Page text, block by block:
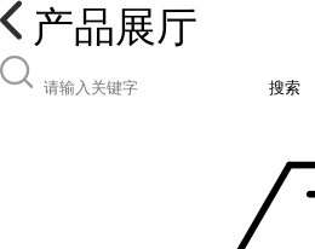
产品展厅
搜索